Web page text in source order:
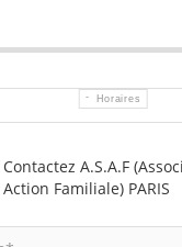
Horaires
Contactez A.S.A.F
Action Familiale) PARIS